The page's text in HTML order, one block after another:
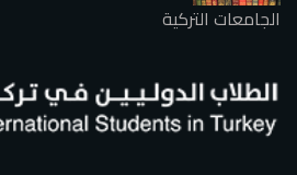
الجامعات التركية